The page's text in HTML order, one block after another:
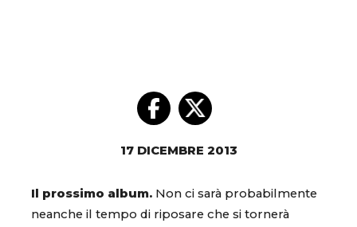
17 DICEMBRE 2013
Il prossimo album. Non ci sarà probabilmente
neanche il tempo di riposare che si tornerà